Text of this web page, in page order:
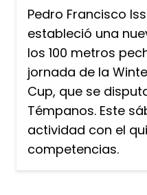
Pedro Francisco
estableció una
los 100 metros
jornada de la
Cup, que se
Témpanos. Este
actividad con el
competencias.